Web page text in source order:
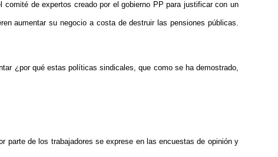
de expertos creado por el gobierno PP para justificar con un
aumentar su negocio a costa de destruir las pensiones públicas.
¿por qué estas políticas sindicales, que como se ha demostrado,
parte de los trabajadores se exprese en las encuestas de opinión y